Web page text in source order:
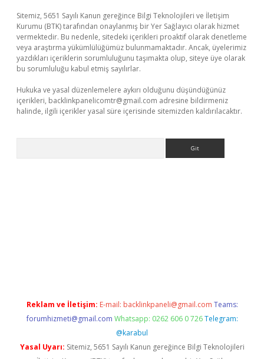
Sitemiz, 5651 Sayılı Kanun gereğince Bilgi Teknolojileri ve İletişim
Kurumu (BTK) tarafından onaylanmış bir Yer Sağlayıcı olarak hizmet
vermektedir. Bu nedenle, sitedeki içerikleri proaktif olarak denetleme
veya araştırma yükümlülüğümüz bulunmamaktadır. Ancak, üyelerimiz
yazdıkları içeriklerin sorumluluğunu taşımakta olup, siteye üye olarak
bu sorumluluğu kabul etmiş sayılırlar.
Hukuka ve yasal düzenlemelere aykırı olduğunu düşündüğünüz
içerikleri, backlinkpanelicomtr@gmail.com adresine bildirmeniz
halinde, ilgili içerikler yasal süre içerisinde sitemizden kaldırılacaktır.
Reklam ve İletişim: E-mail: backlinkpaneli@gmail.com Teams:
forumhizmeti@gmail.com Whatsapp: 0262 606 0 726 Telegram:
@karabul
Yasal Uyarı: Sitemiz, 5651 Sayılı Kanun gereğince Bilgi Teknolojileri